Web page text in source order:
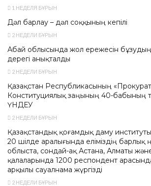
1 НЕДЕЛЯ БҰРЫН
Дәл барлау – дәл соққының кепілі
2 НЕДЕЛИ БҰРЫН
Абай облысында жол ережесін
дерегі анықталды
2 НЕДЕЛИ БҰРЫН
Қазақстан Республикасының
Конституциялық заңының 40-бабының
ҮНДЕУ
2 НЕДЕЛИ БҰРЫН
Қазақстандық қоғамдық даму
20 шілде аралығында еліміздің барлық
облыста, сондай-ақ Астана, Алматы
қалаларында 1200 респондент
арқылы сауалнама жүргізді
2 НЕДЕЛИ БҰРЫН